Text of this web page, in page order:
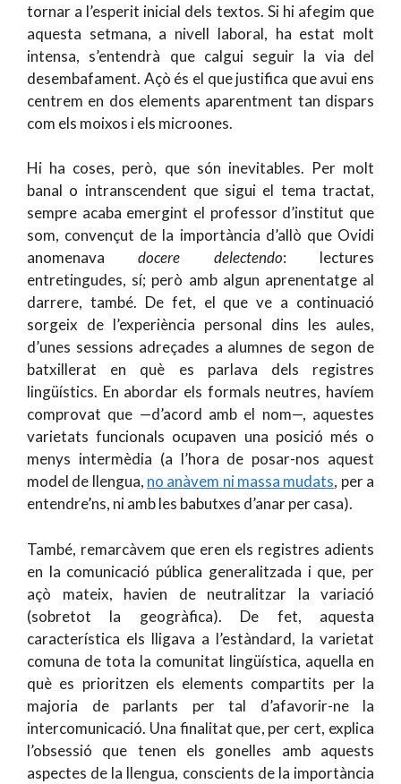
tornar a l’esperit inicial dels textos. Si hi afegim que
aquesta setmana, a nivell laboral, ha estat molt
intensa, s’entendrà que calgui seguir la via del
desembafament. Açò és el que justifica que avui ens
centrem en dos elements aparentment tan dispars
com els moixos i els microones.
Hi ha coses, però, que són inevitables. Per molt
banal o intranscendent que sigui el tema tractat,
sempre acaba emergint el professor d’institut que
som, convençut de la importància d’allò que Ovidi
anomenavadocere delectendo: lectures
entretingudes, sí; però amb algun aprenentatge al
darrere, també. De fet, el que ve a continuació
sorgeix de l’experiència personal dins les aules,
d’unes sessions adreçades a alumnes de segon de
batxillerat en què es parlava dels registres
lingüístics. En abordar els formals neutres, havíem
comprovat que —d’acord amb el nom—, aquestes
varietats funcionals ocupaven una posició més o
menys intermèdia (a l’hora de posar-nos aquest
model de llengua, no anàvem ni massa mudats, per a
entendre’ns, ni amb les babutxes d’anar per casa).
També, remarcàvem que eren els registres adients
en la comunicació pública generalitzada i que, per
açò mateix, havien de neutralitzar la variació
(sobretot la geogràfica). De fet, aquesta
característica els lligava a l’estàndard, la varietat
comuna de tota la comunitat lingüística, aquella en
què es prioritzen els elements compartits per la
majoria de parlants per tal d’afavorir-ne la
intercomunicació. Una finalitat que, per cert, explica
l’obsessió que tenen els gonelles amb aquests
aspectes de la llengua, conscients de la importància